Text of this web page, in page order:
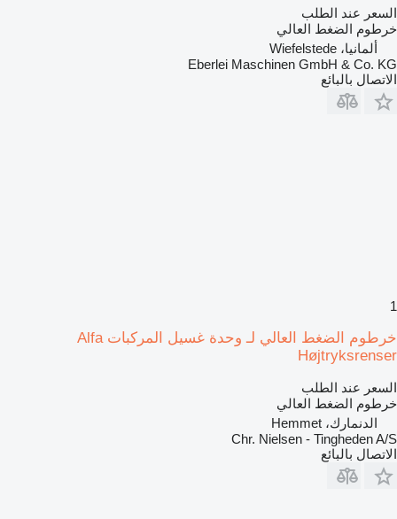
السعر عند الطلب
خرطوم الضغط العالي
ألمانيا، Wiefelstede
Eberlei Maschinen GmbH & Co. KG
الاتصال بالبائع
1
خرطوم الضغط العالي لـ وحدة غسيل المركبات Alfa
Højtryksrenser
السعر عند الطلب
خرطوم الضغط العالي
الدنمارك، Hemmet
Chr. Nielsen - Tingheden A/S
الاتصال بالبائع